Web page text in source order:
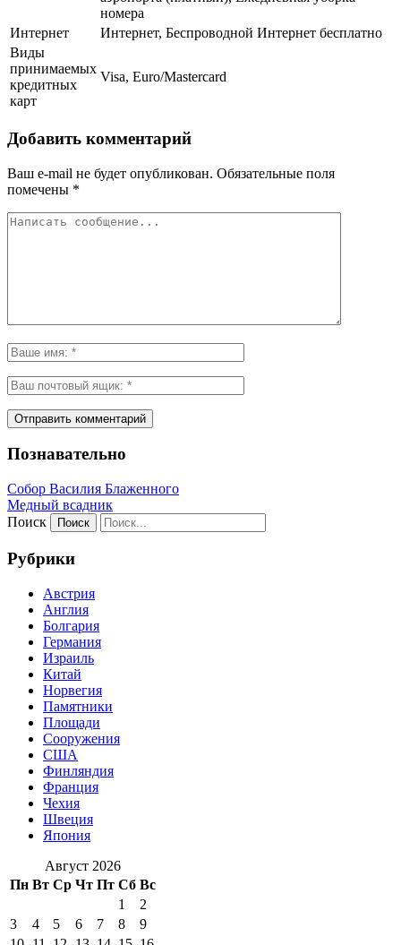
номера
Интернет
Интернет, Беспроводной Интернет бесплатно
Виды
принимаемых
кредитных
карт
Visa, Euro/Mastercard
Добавить комментарий
Ваш e-mail не будет опубликован. Обязательные поля
помечены *
Познавательно
Собор Василия Блаженного
Медный всадник
Поиск
Рубрики
Австрия
Англия
Болгария
Германия
Израиль
Китай
Норвегия
Памятники
Площади
Сооружения
США
Финляндия
Франция
Чехия
Швеция
Япония
Август 2026
Пн Вт Ср Чт Пт Сб Вс
1
2
3
4 5 6 7 8
9